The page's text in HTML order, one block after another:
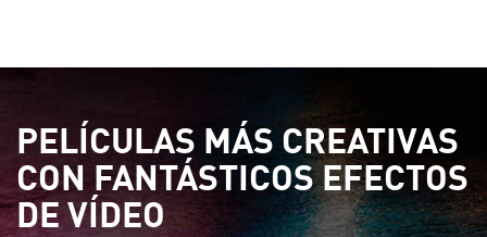
PELÍCULAS MÁS CREATIVAS
CON FANTÁSTICOS EFECTOS
DE VÍDEO